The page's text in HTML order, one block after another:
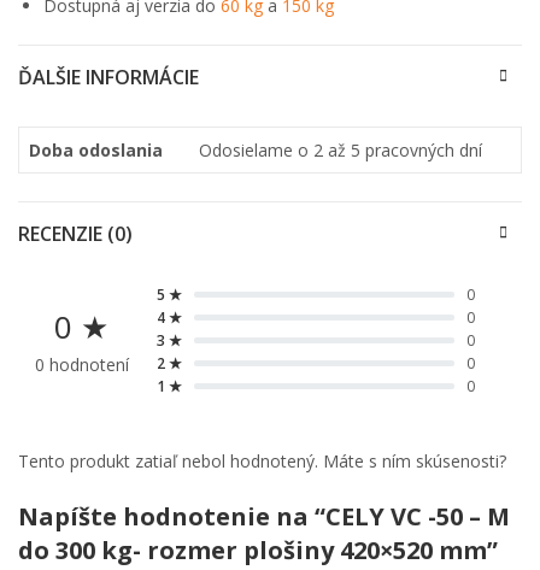
Dostupná aj verzia do 60 kg a 150 kg
ĎALŠIE INFORMÁCIE
Doba odoslania Odosielame o 2 až 5 pracovných dní
RECENZIE (0)
0 ★
0 hodnotení
5 ★
0
4 ★
0
3 ★
0
2 ★
0
1 ★
0
Tento produkt zatiaľ nebol hodnotený. Máte s ním skúsenosti?
Napíšte hodnotenie na “CELY VC -50 – M
do 300 kg- rozmer plošiny 420×520 mm”